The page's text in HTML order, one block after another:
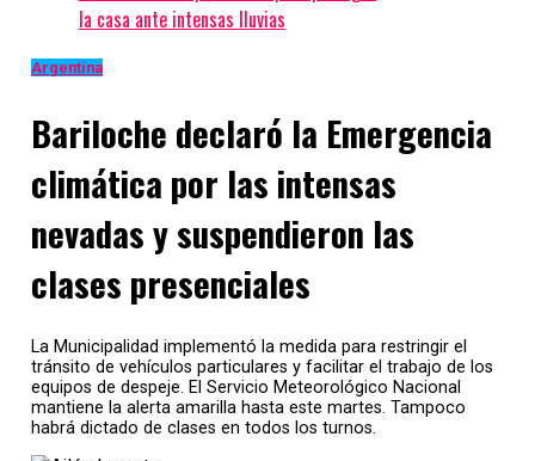
Pero luego de que le hayan negado el derecho a
ampliar su declaración, la vicepresidenta utilizó su
despacho en el Senado para dar un
en su contra y presentar más pruebas
involucra a otros personajes de la política como
Nicolás Caputo, empresario y amigo del ex presidente
Mauricio Macri.
Hasta el momento Máximono se pronunció
los alegatos en contra de su mamá ni tampoco de su
defensa. Se espera que en los próximos días haya una
respaldar a Cristina y por tiempo indeterminado se
realiza una vigilia en la puerta de su casa en Recoleta
por simpatizantes de la vicepresidenta.
la casa ante intensas lluvias
Argentina
Bariloche declaró la Emergencia
climática por las intensas
nevadas y suspendieron las
clases presenciales
La Municipalidad implementó la medida para restringir el
tránsito de vehículos particulares y facilitar el trabajo de los
equipos de despeje. El Servicio Meteorológico Nacional
mantiene la alerta amarilla hasta este martes. Tampoco
habrá dictado de clases en todos los turnos.